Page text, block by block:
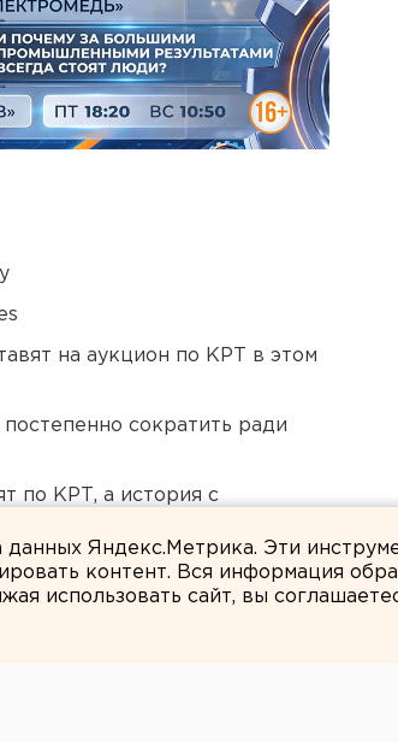
на аукцион по КРТ в этом
сократить ради
по КРТ, а история с
Яндекс.Метрика. Эти
контент. Вся информация
использовать сайт, вы